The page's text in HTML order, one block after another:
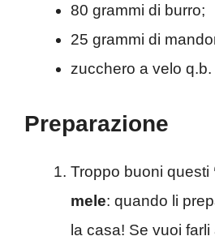
80 grammi di burro;
25 grammi di
zucchero a velo q.b.
Preparazione
Troppo buoni questi
mele: quando li
la casa! Se vuoi farli